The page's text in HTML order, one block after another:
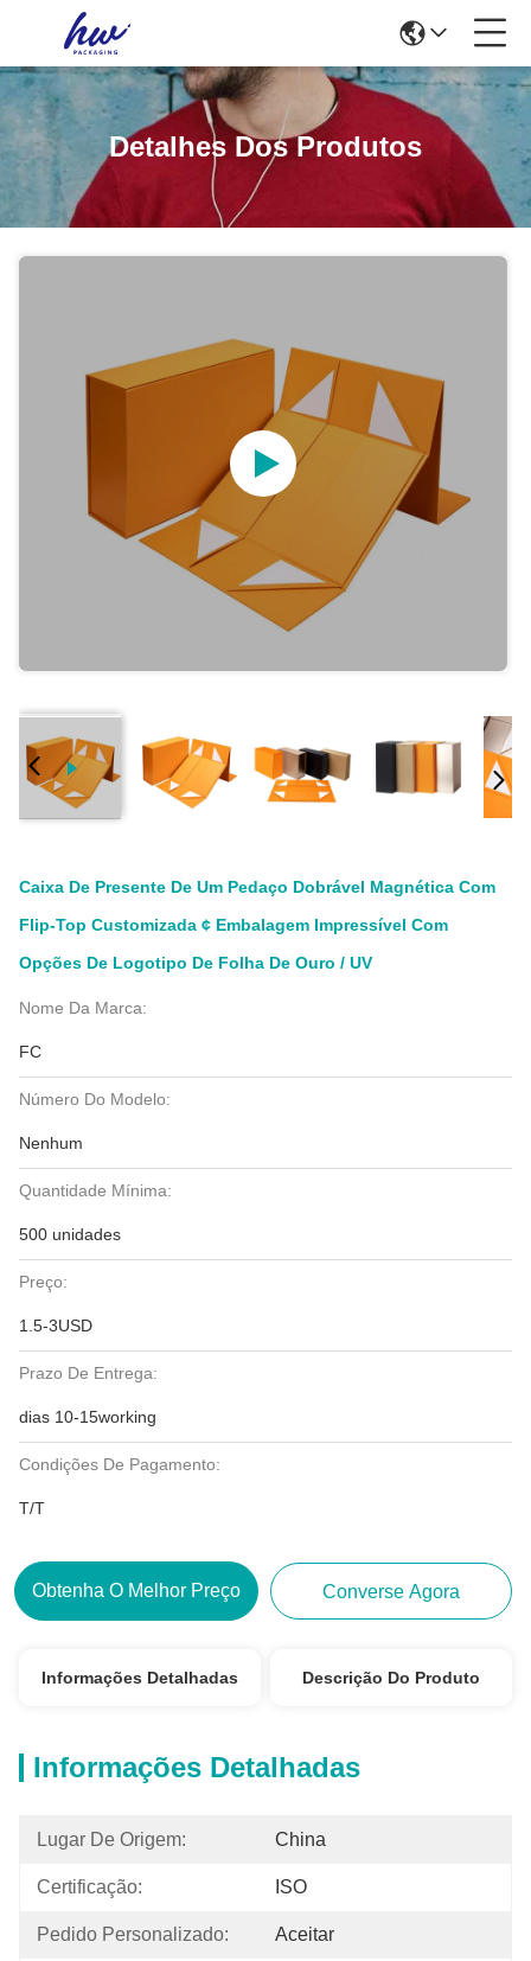
Detalhes Dos Produtos
Caixa De Presente De Um Pedaço Dobrável Magnética Com
Flip-Top Customizada ¢ Embalagem Impressível Com
Opções De Logotipo De Folha De Ouro / UV
Nome Da Marca:
FC
Número Do Modelo:
Nenhum
Quantidade Mínima:
500 unidades
Preço:
1.5-3USD
Prazo De Entrega:
dias 10-15working
Condições De Pagamento:
T/T
Obtenha O Melhor Preço Converse Agora
Informações Detalhadas Descrição Do Produto
Informações Detalhadas
Lugar De Origem: China
Certificação: ISO
Pedido Personalizado: Aceitar